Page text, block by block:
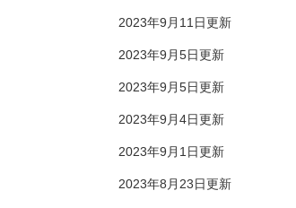
2023年9月11日更新
2023年9月5日更新
2023年9月5日更新
2023年9月4日更新
2023年9月1日更新
2023年8月23日更新